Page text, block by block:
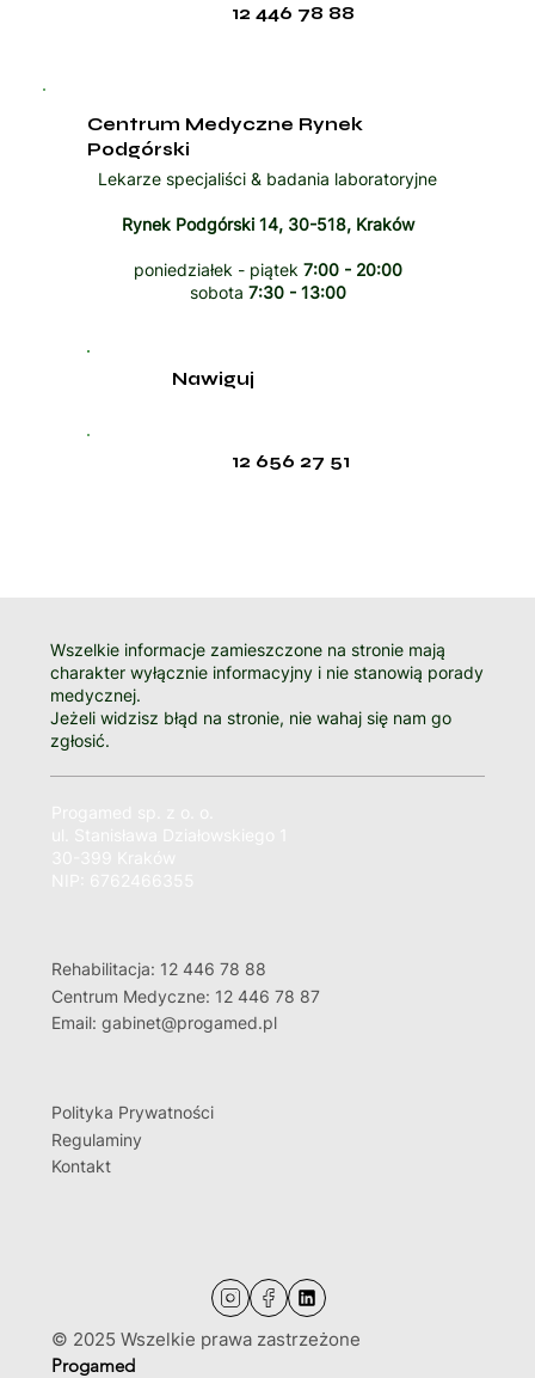
12 446 78 88
Centrum Medyczne Rynek
Podgórski
Lekarze specjaliści & badania laboratoryjne
Rynek Podgórski 14, 30-518, Kraków
poniedziałek - piątek 7:00 - 20:00
sobota 7:30 - 13:00
12 656 27 51
Nawiguj
Wszelkie informacje zamieszczone na stronie mają
charakter wyłącznie informacyjny i nie stanowią porady
medycznej.
Jeżeli widzisz błąd na stronie, nie wahaj się nam go
zgłosić.
Rehabilitacja: 12 446 78 88
Centrum Medyczne: 12 446 78 87
Email: gabinet@progamed.pl
© 2025 Wszelkie prawa zastrzeżone
Progamed
Polityka Prywatności
Regulaminy
Kontakt